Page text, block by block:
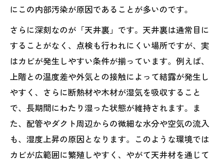
にこの内部汚染が原因であることが多いのです。
さらに深刻なのが「天井裏」です。天井裏は通常目に
することがなく、点検も行われにくい場所ですが、実
はカビが発生しやすい条件が揃っています。例えば、
上階との温度差や外気との接触によって結露が発生し
やすく、さらに断熱材や木材が湿気を吸収すること
で、長期間にわたり湿った状態が維持されます。ま
た、配管やダクト周辺からの微細な水分や空気の流入
も、湿度上昇の原因となります。このような環境では
カビが広範囲に繁殖しやすく、やがて天井材を通じて